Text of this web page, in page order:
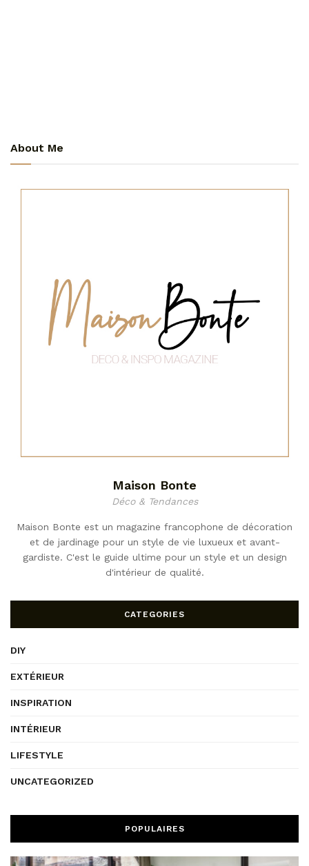
About Me
Maison Bonte
Déco & Tendances
Maison Bonte est un magazine francophone de décoration
et de jardinage pour un style de vie luxueux et avant-
gardiste. C'est le guide ultime pour un style et un design
d'intérieur de qualité.
CATEGORIES
DIY
EXTÉRIEUR
INSPIRATION
INTÉRIEUR
LIFESTYLE
UNCATEGORIZED
POPULAIRES